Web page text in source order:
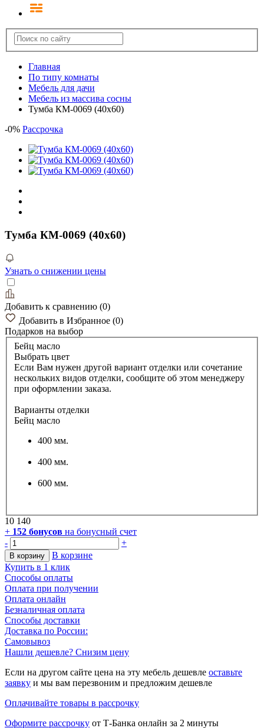
Главная
По типу комнаты
Мебель для дачи
Мебель из массива сосны
Тумба КМ-0069 (40x60)
-0% Рассрочка
Тумба КМ-0069 (40x60)
Узнать о снижении цены
Добавить к сравнению (0)
Добавить в Избранное (0)
Подарков на выбор
Бейц масло
Выбрать цвет
Если Вам нужен другой вариант отделки или сочетание
нескольких видов отделки, сообщите об этом менеджеру
при оформлении заказа.
Варианты отделки
Бейц масло
400 мм.
400 мм.
600 мм.
10 140
+ 152 бонусов на бонусный счет
-
+
В корзину
В корзине
Купить в 1 клик
Способы оплаты
Оплата при получении
Оплата онлайн
Безналичная оплата
Способы доставки
Доставка по России:
Самовывоз
Нашли дешевле? Снизим цену
Если на другом сайте цена на эту мебель дешевле оставьте
заявку и мы вам перезвоним и предложим дешевле
Оплачивайте товары в рассрочку
Оформите рассрочку от Т-Банка онлайн за 2 минуты